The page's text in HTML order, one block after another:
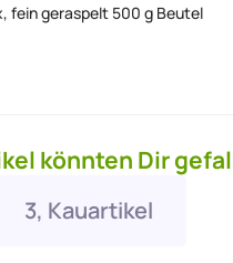
fein geraspelt 500 g Beutel
könnten Dir
3, Kauartikel